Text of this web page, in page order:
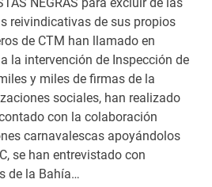
NEGRAS para excluir de las
reivindicativas de sus propios
de CTM han llamado en
la intervención de Inspección de
y miles de firmas de la
sociales, han realizado
con la colaboración
carnavalescas apoyándolos
se han entrevistado con
de la Bahía…